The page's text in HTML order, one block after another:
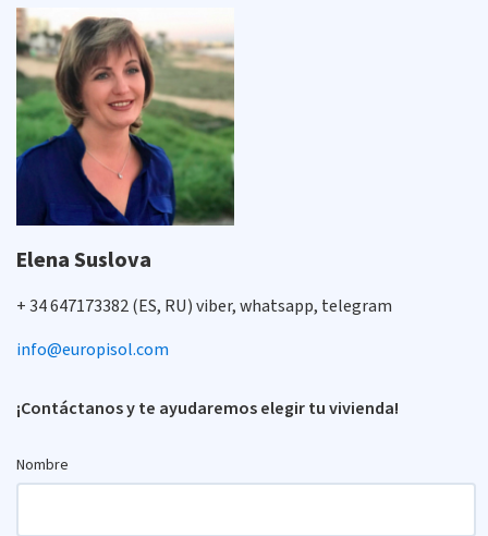
Elena Suslova
+ 34 647173382 (ES, RU) viber, whatsapp, telegram
info@europisol.com
¡Contáctanos y te ayudaremos elegir tu vivienda!
Nombre